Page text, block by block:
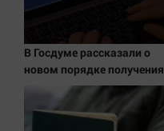
Качество жизни
Народная журналистика
В Госдуме рассказали о
новом порядке получения
квитанций за ЖКУ